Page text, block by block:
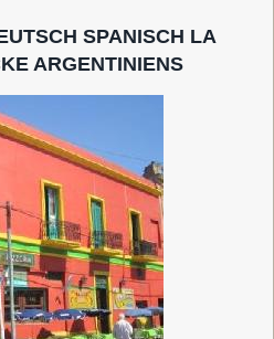
SPANISCH LA
ARGENTINIENS